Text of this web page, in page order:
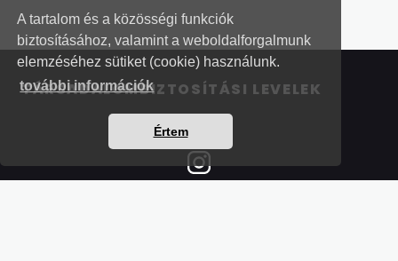
A tartalom és a közösségi funkciók
biztosításához, valamint a weboldalforgalmunk
elemzéséhez sütiket (cookie) használunk.
további információk
Értem
TÁRSADALOMBIZTOSÍTÁSI LEVELEK